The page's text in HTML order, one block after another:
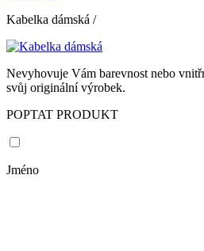
Kabelka dámská /
Nevyhovuje Vám barevnost nebo
svůj originální výrobek.
POPTAT PRODUKT
Jméno